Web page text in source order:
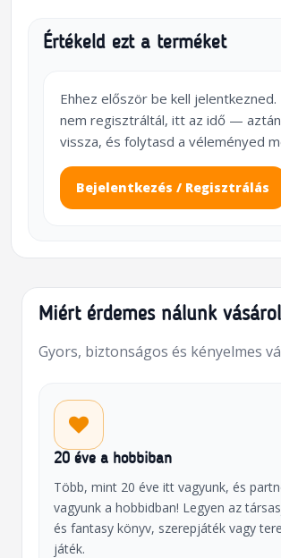
Értékeld ezt a terméket
Ehhez először be kell
nem regisztráltál, itt az idő —
vissza, és folytasd a véleményed
Bejelentkezés / Regisztrálás
Miért érdemes nálunk
Gyors, biztonságos és kényelmes
20 éve a hobbiban
Több, mint 20 éve itt vagyunk, és
vagyunk a hobbidban! Legyen az
és fantasy könyv, szerepjáték vagy
játék.